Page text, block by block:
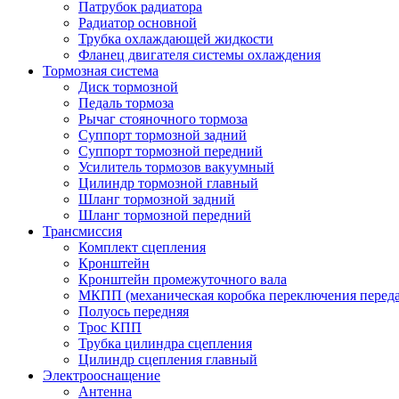
Патрубок радиатора
Радиатор основной
Трубка охлаждающей жидкости
Фланец двигателя системы охлаждения
Тормозная система
Диск тормозной
Педаль тормоза
Рычаг стояночного тормоза
Суппорт тормозной задний
Суппорт тормозной передний
Усилитель тормозов вакуумный
Цилиндр тормозной главный
Шланг тормозной задний
Шланг тормозной передний
Трансмиссия
Комплект сцепления
Кронштейн
Кронштейн промежуточного вала
МКПП (механическая коробка переключения
Полуось передняя
Трос КПП
Трубка цилиндра сцепления
Цилиндр сцепления главный
Электрооснащение
Антенна